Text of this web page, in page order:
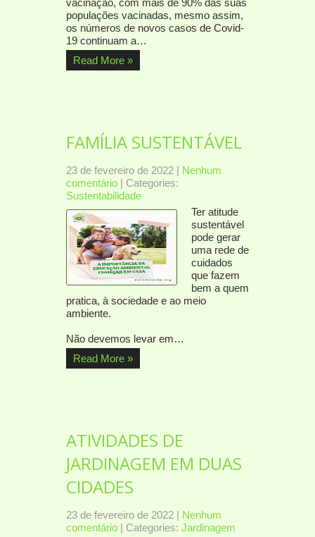
vacinação, com mais de 90% das suas
populações vacinadas, mesmo assim,
os números de novos casos de Covid-
19 continuam a…
Read More »
FAMÍLIA SUSTENTÁVEL
23 de fevereiro de 2022 | Nenhum
comentário | Categories:
Sustentabilidade
Ter atitude
sustentável
pode gerar
uma rede de
cuidados
que fazem
bem a quem
pratica, à sociedade e ao meio
ambiente.
Não devemos levar em…
Read More »
ATIVIDADES DE
JARDINAGEM EM DUAS
CIDADES
23 de fevereiro de 2022 | Nenhum
comentário | Categories: Jardinagem